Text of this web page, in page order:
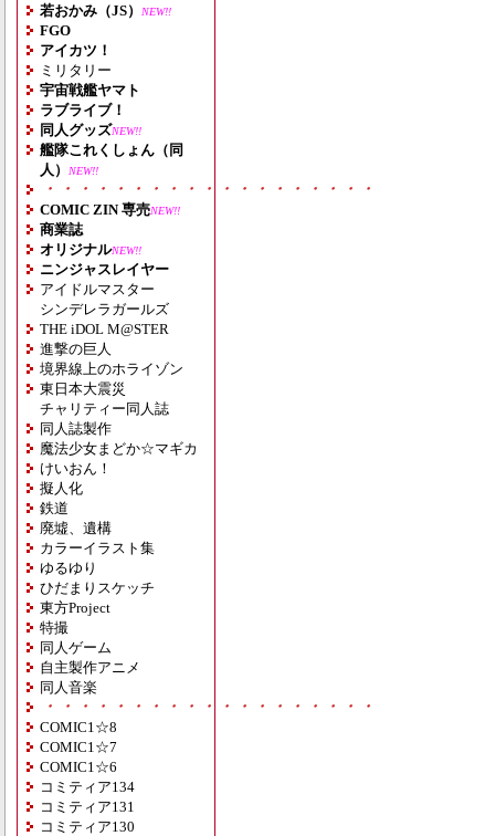
若おかみ（JS） NEW!!
FGO
アイカツ！
ミリタリー
宇宙戦艦ヤマト
ラブライブ！
同人グッズNEW!!
艦隊これくしょん（同
人）
NEW!!
・・・・・・・・・・・・・・・・・・・
COMIC ZIN 専売NEW!!
商業誌
オリジナルNEW!!
ニンジャスレイヤー
アイドルマスター
シンデレラガールズ
THE iDOL M@STER
進撃の巨人
境界線上のホライゾン
東日本大震災
チャリティー同人誌
同人誌製作
魔法少女まどか☆マギカ
けいおん！
擬人化
鉄道
廃墟、遺構
カラーイラスト集
ゆるゆり
ひだまりスケッチ
東方Project
特撮
同人ゲーム
自主製作アニメ
同人音楽
・・・・・・・・・・・・・・・・・・・
COMIC1☆8
COMIC1☆7
COMIC1☆6
コミティア134
コミティア131
コミティア130